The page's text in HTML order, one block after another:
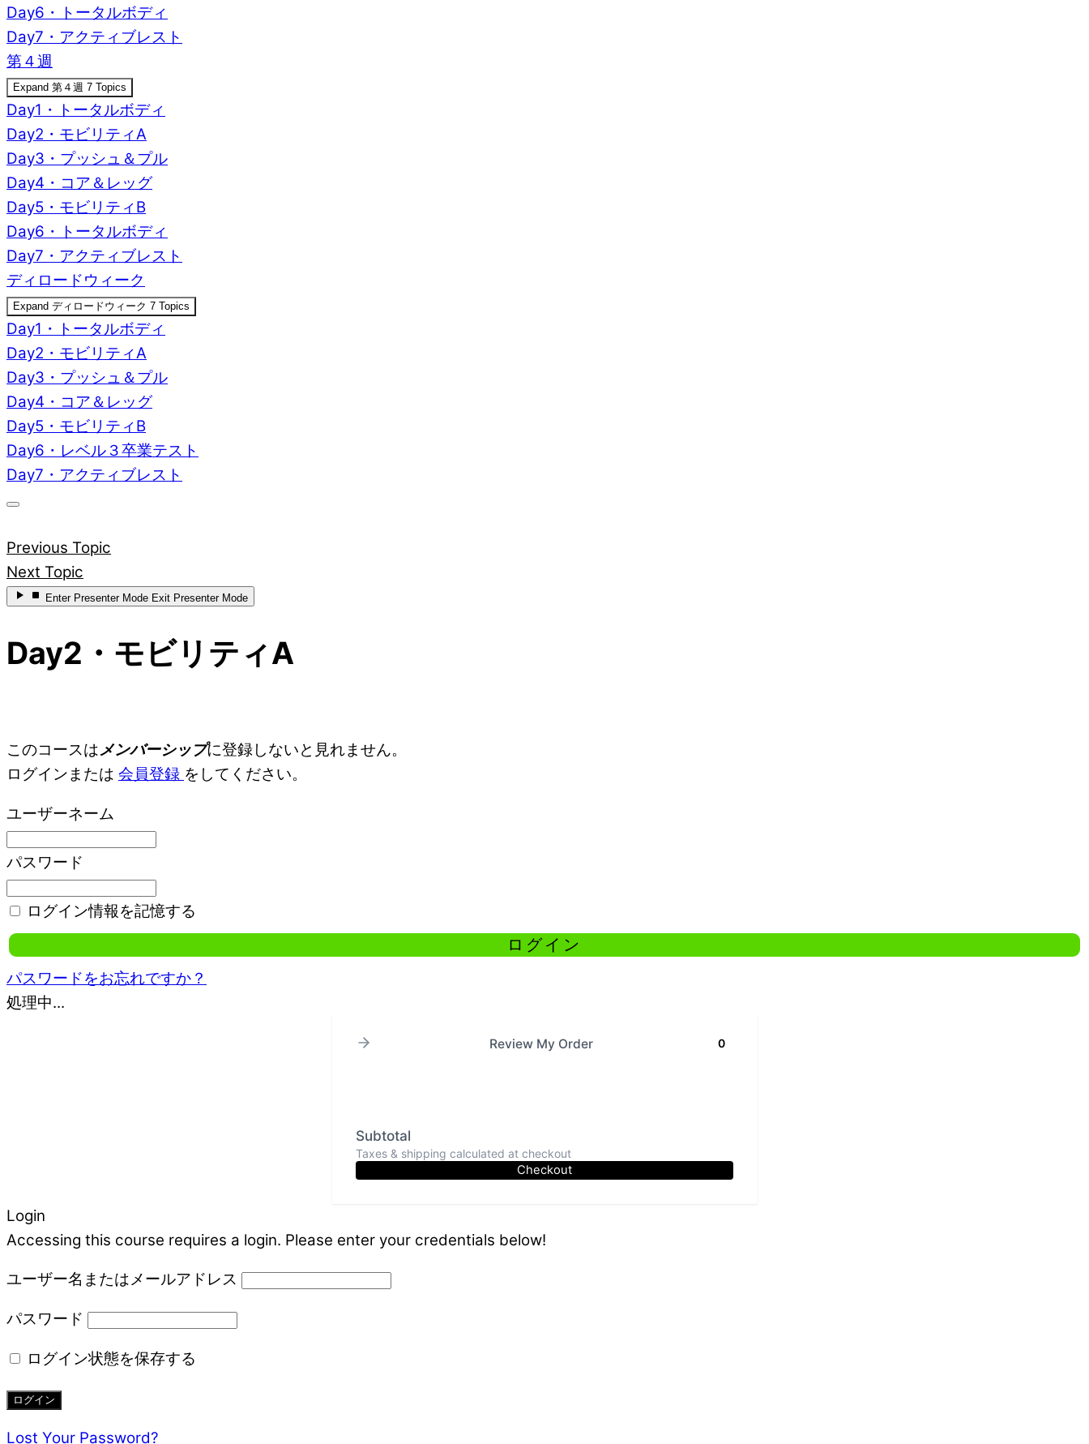
Day6・トータルボディ
Day7・アクティブレスト
第４週
Expand 第４週 7 Topics
Day1・トータルボディ
Day2・モビリティA
Day3・プッシュ＆プル
Day4・コア＆レッグ
Day5・モビリティB
Day6・トータルボディ
Day7・アクティブレスト
ディロードウィーク
Expand ディロードウィーク 7 Topics
Day1・トータルボディ
Day2・モビリティA
Day3・プッシュ＆プル
Day4・コア＆レッグ
Day5・モビリティB
Day6・レベル３卒業テスト
Day7・アクティブレスト
Previous Topic
Next Topic
Enter Presenter Mode Exit Presenter Mode
Day2・モビリティA
このコースはメンバーシップに登録しないと見れません。
ログインまたは 会員登録 をしてください。
ユーザーネーム
パスワード
ログイン情報を記憶する
パスワードをお忘れですか？
処理中...
Review My Order 0
Subtotal
Taxes & shipping calculated at checkout
Checkout
Login
Accessing this course requires a login. Please enter your credentials below!
ユーザー名またはメールアドレス
パスワード
ログイン状態を保存する
Lost Your Password?